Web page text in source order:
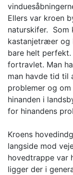
Ellers var kroen
naturskifer. Som
kastanjetræer og
bare helt
fortravlet. Man
man havde tid til
problemer og
hinanden i
for hinandens
Kroens
langside mod
hovedtrappe var
ligger der i